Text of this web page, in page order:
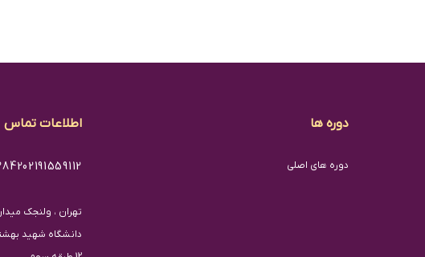
دوره ها
دوره های اصلی
اطلاعات تماس
02191559112
تهران ، ولنجک
دانشگاه شهید